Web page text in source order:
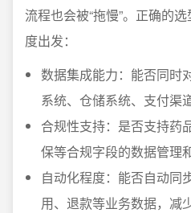
流程也会被“拖慢”。正确的
度出发：
数据集成能力：能否同时
系统、仓储系统、支付渠
合规性支持：是否支持药
保等合规字段的数据管理
自动化程度：能否自动同
用、退款等业务数据，减